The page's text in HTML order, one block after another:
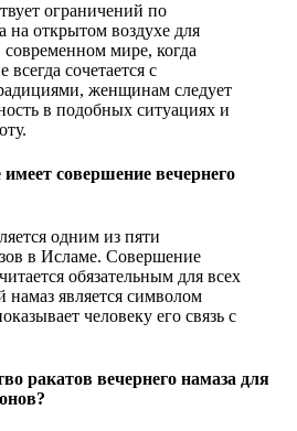
ограничений по
на открытом воздухе для
мире, когда
всегда сочетается с
женщинам следует
в подобных ситуациях и
совершение вечернего
одним из пяти
в Исламе. Совершение
обязательным для всех
является символом
человеку его связь с
ракатов вечернего намаза для